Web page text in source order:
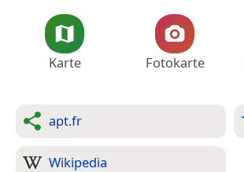
Karte Fotokarte
apt.fr
Wikipedia